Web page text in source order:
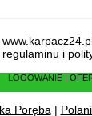
regulaminu i
LOGOWANIE
Poręba|